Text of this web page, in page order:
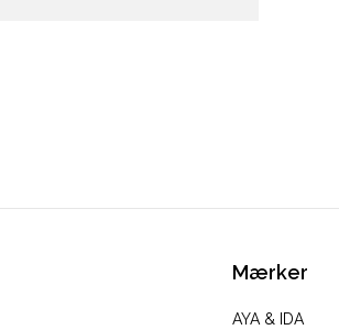
Mærker
AYA & IDA